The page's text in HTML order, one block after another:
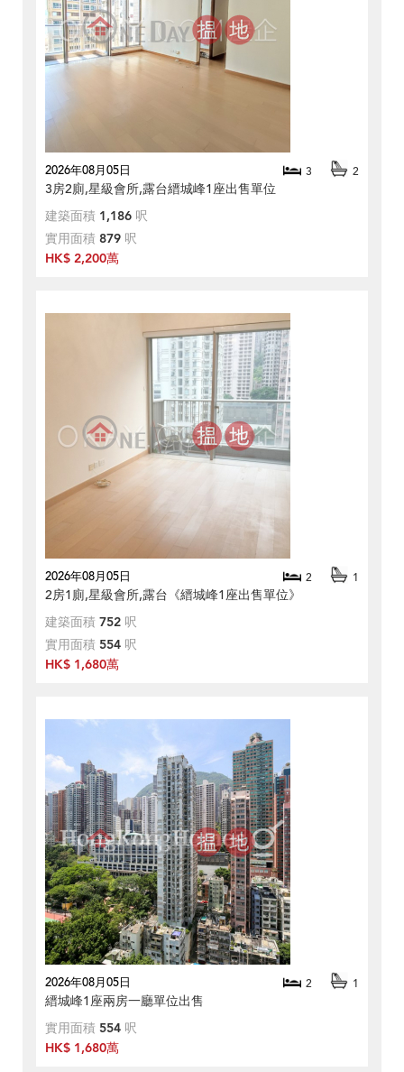
2026年08月05日 3 2
3房2廁,星級會所,露台縉城峰1座出售單位
建築面積 1,186 呎
實用面積 879 呎
HK$ 2,200萬
2026年08月05日 2 1
2房1廁,星級會所,露台《縉城峰1座出售單位》
建築面積 752 呎
實用面積 554 呎
HK$ 1,680萬
2026年08月05日 2 1
縉城峰1座兩房一廳單位出售
實用面積 554 呎
HK$ 1,680萬